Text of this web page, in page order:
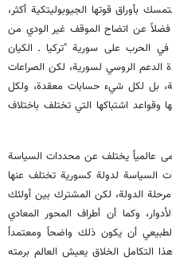
بأوراق قوتها الجيوبوليتكية أكثر،
عن اتضاح الموقف غير الودي من
الحرب على سورية "تركيا ـ الكيان
الدعم الروسي لسورية، لكن الصراعات
بل لكل شيء حسابات معقدة، ولكل
اشتباكها التي تختلف باختلاف
عالمياً يختلف عن محددات السياسة
السياسة لدولة كسورية تختلف عنها
الدولة، لكن المشترك بين أولئك
وكما أن أطراف المحور المعادي
أن يكون ذلك واضحاً ومعتمداً
التكامل الخلاق يعيش العالم برمته